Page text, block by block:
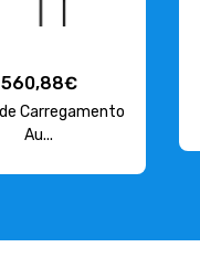
560,88€
Carregamento
Au...